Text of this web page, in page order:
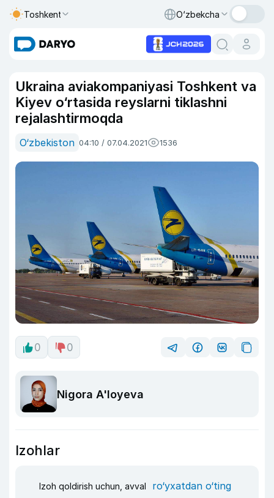
Toshkent O‘zbekcha
Ukraina aviakompaniyasi Toshkent va
Kiyev o‘rtasida reyslarni tiklashni
rejalashtirmoqda
O‘zbekiston 04:10 / 07.04.2021 1536
0 0
Nigora A'loyeva
Izohlar
Izoh qoldirish uchun, avval ro‘yxatdan o‘ting